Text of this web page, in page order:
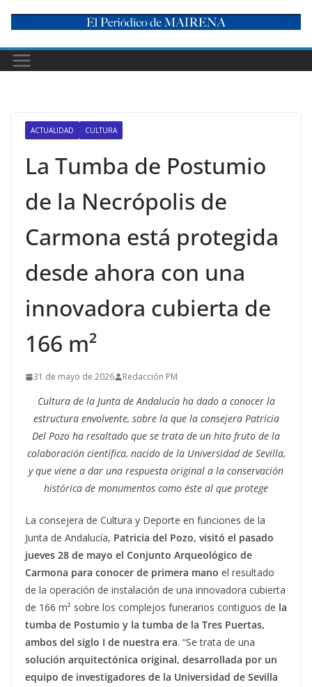
content
ACTUALIDAD CULTURA
La Tumba de Postumio
de la Necrópolis de
Carmona está protegida
desde ahora con una
innovadora cubierta de
166 m²
31 de mayo de 2026 Redacción PM
Cultura de la Junta de Andalucía ha dado a conocer la
estructura envolvente, sobre la que la consejera Patricia
Del Pozo ha resaltado que se trata de un hito fruto de la
colaboración científica, nacido de la Universidad de Sevilla,
y que viene a dar una respuesta original a la conservación
histórica de monumentos como éste al que protege
La consejera de Cultura y Deporte en funciones de la
Junta de Andalucía, Patricia del Pozo, visitó el pasado
jueves 28 de mayo el Conjunto Arqueológico de
Carmona para conocer de primera mano el resultado
de la operación de instalación de una innovadora cubierta
de 166 m² sobre los complejos funerarios contiguos de la
tumba de Postumio y la tumba de la Tres Puertas,
ambos del siglo I de nuestra era. “Se trata de una
solución arquitectónica original, desarrollada por un
equipo de investigadores de la Universidad de Sevilla